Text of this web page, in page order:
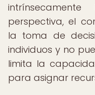
perspectiva, el
la toma de
individuos y no
limita la
para asignar